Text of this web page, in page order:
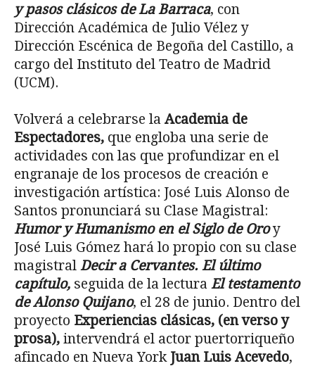
y pasos clásicos de La Barraca, con
Dirección Académica de Julio Vélez y
Dirección Escénica de Begoña del Castillo, a
cargo del Instituto del Teatro de Madrid
(UCM).
Volverá a celebrarse la Academia de
Espectadores, que engloba una serie de
actividades con las que profundizar en el
engranaje de los procesos de creación e
investigación artística: José Luis Alonso de
Santos pronunciará su Clase Magistral:
Humor y Humanismo en el Siglo de Oro y
José Luis Gómez hará lo propio con su clase
magistral Decir a Cervantes. El último
capítulo, seguida de la lectura El testamento
de Alonso Quijano, el 28 de junio. Dentro del
proyecto Experiencias clásicas, (en verso y
prosa), intervendrá el actor puertorriqueño
afincado en Nueva York Juan Luis Acevedo,